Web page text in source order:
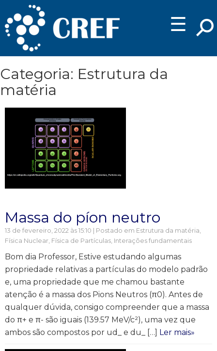
☰
Categoria: Estrutura da
matéria
Massa do píon neutro
13 de fevereiro, 2022 às 15:10 | Postado em Estrutura da matéria,
Física Nuclear, Física de Partículas, Interações fundamentais
Bom dia Professor, Estive estudando algumas
propriedade relativas a partículas do modelo padrão
e, uma propriedade que me chamou bastante
atenção é a massa dos Pions Neutros (π0). Antes de
qualquer dúvida, consigo compreender que a massa
do π+ e π- são iguais (139.57 MeV/c²), uma vez que
ambos são compostos por ud_ e du_ […] Ler mais»